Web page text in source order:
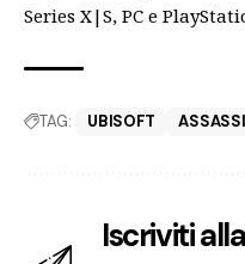
Series X|S, PC e
TAG: UBISOFT
Iscriviti